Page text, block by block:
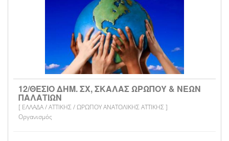
12/ΘΕΣΙΟ ΔΗΜ. ΣΧ, ΣΚΑΛΑΣ ΩΡΩΠΟΥ & ΝΕΩΝ
ΠΑΛΑΤΙΩΝ
[ ΕΛΛΑΔΑ / ΑΤΤΙΚΗΣ / ΩΡΩΠΟΥ ΑΝΑΤΟΛΙΚΗΣ ΑΤΤΙΚΗΣ ]
Οργανισμός